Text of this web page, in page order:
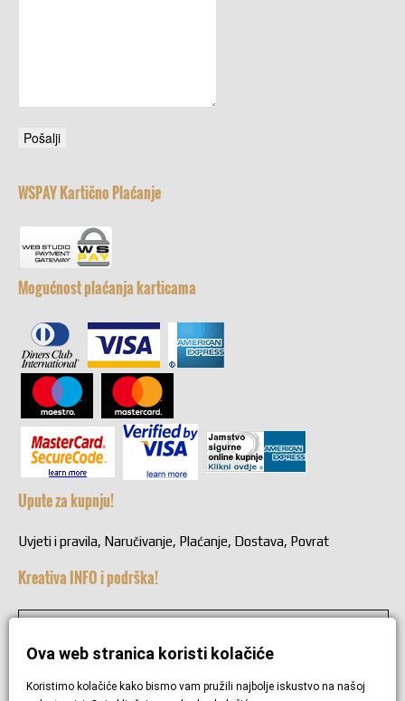
WSPAY Kartično Plaćanje
Mogućnost plaćanja karticama
Upute za kupnju!
Uvjeti i pravila, Naručivanje, Plaćanje, Dostava, Povrat
Kreativa INFO i podrška!
+38549221692
+38549221692
Ova web stranica koristi kolačiće
Koristimo kolačiće kako bismo vam pružili najbolje iskustvo na našoj